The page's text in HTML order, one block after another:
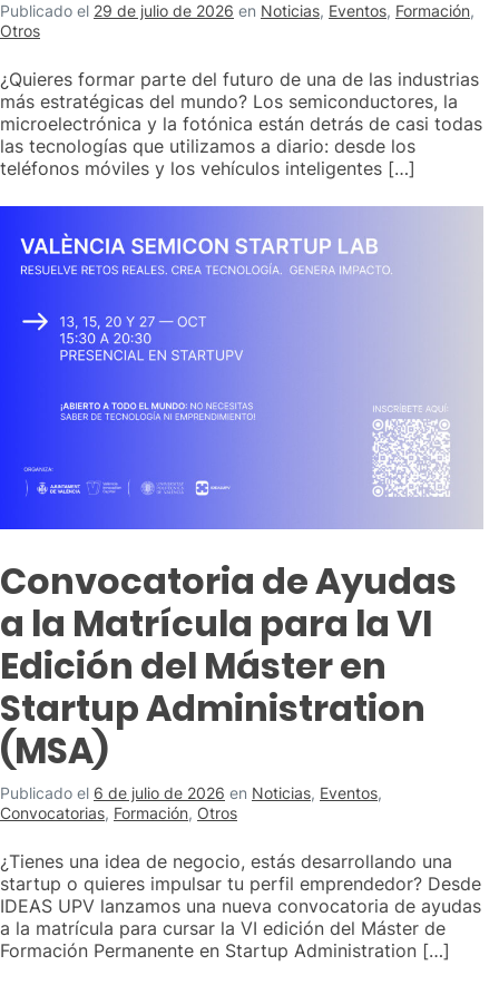
Publicado el 29 de julio de 2026 en Noticias, Eventos, Formación,
Otros
¿Quieres formar parte del futuro de una de las industrias
más estratégicas del mundo? Los semiconductores, la
microelectrónica y la fotónica están detrás de casi todas
las tecnologías que utilizamos a diario: desde los
teléfonos móviles y los vehículos inteligentes […]
Convocatoria de Ayudas
a la Matrícula para la VI
Edición del Máster en
Startup Administration
(MSA)
Publicado el 6 de julio de 2026 en Noticias, Eventos,
Convocatorias, Formación, Otros
¿Tienes una idea de negocio, estás desarrollando una
startup o quieres impulsar tu perfil emprendedor? Desde
IDEAS UPV lanzamos una nueva convocatoria de ayudas
a la matrícula para cursar la VI edición del Máster de
Formación Permanente en Startup Administration […]